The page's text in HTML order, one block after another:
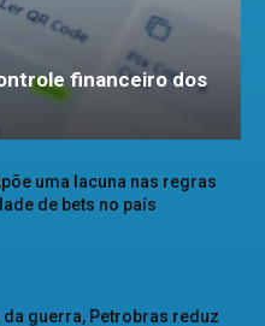
financeiro dos
uma lacuna nas regras
de bets no país
da guerra, Petrobras reduz